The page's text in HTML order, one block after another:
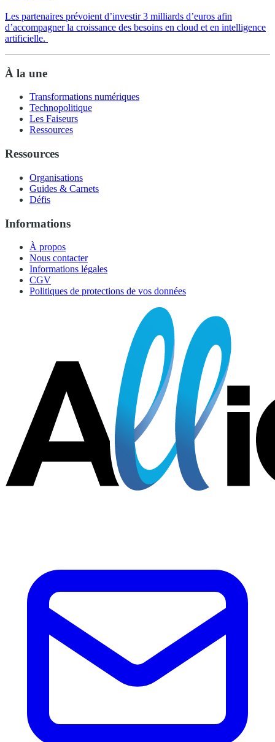
Les partenaires prévoient d’investir 3 milliards d’euros afin
d’accompagner la croissance des besoins en cloud et en intelligence
artificielle.
À la une
Transformations numériques
Technopolitique
Les Faiseurs
Ressources
Ressources
Organisations
Guides & Carnets
Défis
Informations
À propos
Nous contacter
Informations légales
CGV
Politiques de protections de vos données